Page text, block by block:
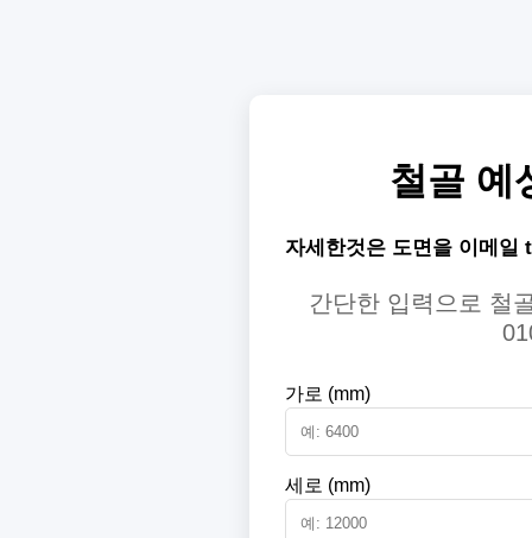
철골 예
자세한것은 도면을 이메일
간단한 입력으로 철
가로 (mm)
세로 (mm)